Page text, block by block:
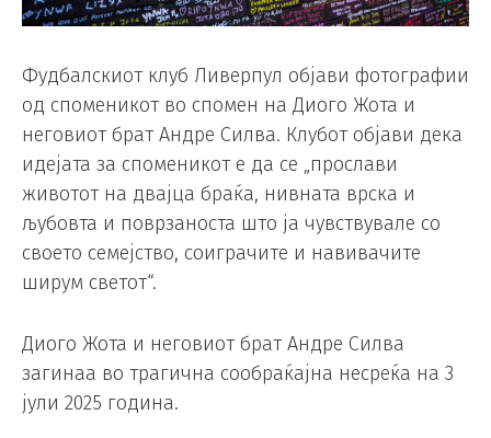
Фудбалскиот клуб Ливерпул објави фотографии
од споменикот во спомен на Диого Жота и
неговиот брат Андре Силва. Клубот објави дека
идејата за споменикот е да се „прослави
животот на двајца браќа, нивната врска и
љубовта и поврзаноста што ја чувствувале со
своето семејство, соиграчите и навивачите
ширум светот“.
Диого Жота и неговиот брат Андре Силва
загинаа во трагична сообраќајна несреќа на 3
јули 2025 година.